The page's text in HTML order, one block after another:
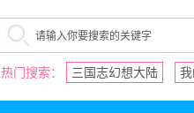
热门搜索： 三国志幻想大陆